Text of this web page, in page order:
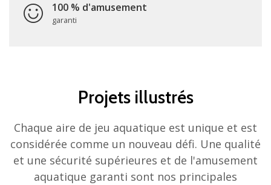
100 % d'amusement
garanti
Projets illustrés
Chaque aire de jeu aquatique est unique et est
considérée comme un nouveau défi. Une qualité
et une sécurité supérieures et de l'amusement
aquatique garanti sont nos principales